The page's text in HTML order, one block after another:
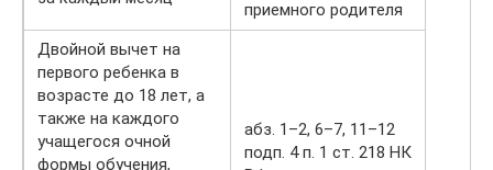
приемного родителя
Двойной вычет на
первого ребенка в
возрасте до 18 лет, а
также на каждого
учащегося очной
формы обучения,
абз. 1–2, 6–7, 11–12
подп. 4 п. 1 ст. 218 НК